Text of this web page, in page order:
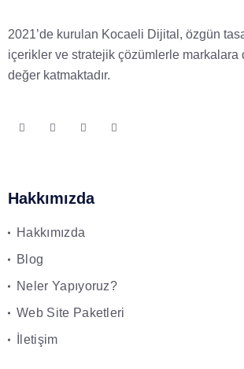
2021’de kurulan Kocaeli Dijital, özgün
içerikler ve stratejik çözümlerle markalara
değer katmaktadır.
Hakkımızda
Hakkımızda
Blog
Neler Yapıyoruz?
Web Site Paketleri
İletişim